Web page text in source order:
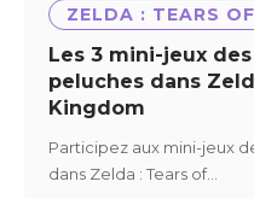
ZELDA : TEARS
Les 3 mini-jeux
peluches dans
Kingdom
Participez aux mini-jeux
dans Zelda : Tears of…